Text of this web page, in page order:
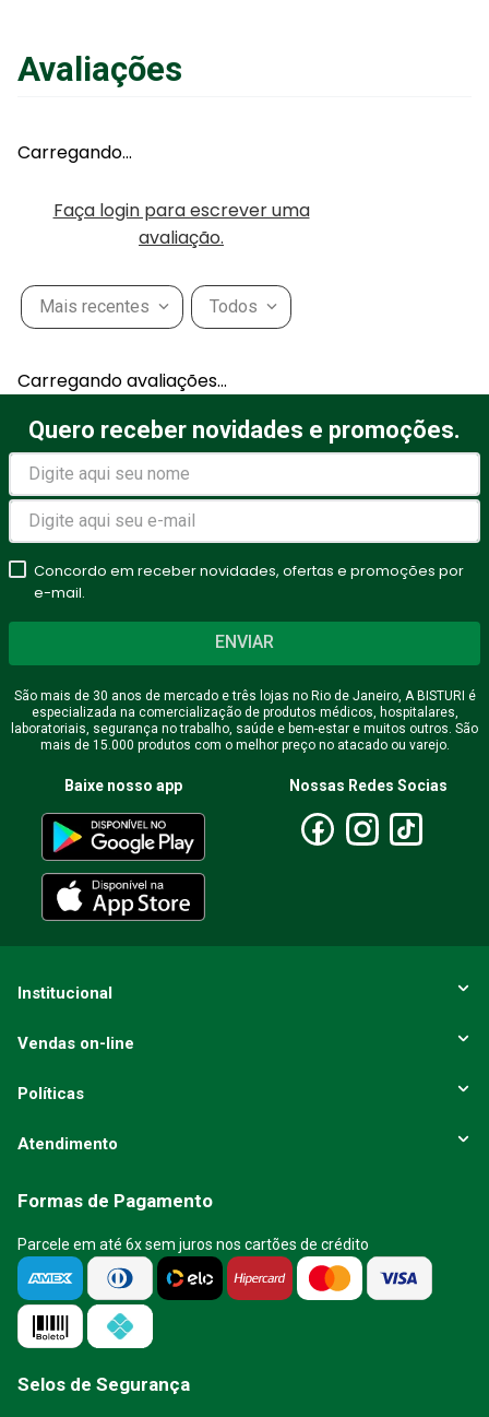
Avaliações
Carregando…
Faça login para escrever uma
avaliação.
Mais recentes Todos
Carregando avaliações…
Quero receber novidades e promoções.
Concordo em receber novidades, ofertas e promoções por
e-mail.
ENVIAR
São mais de 30 anos de mercado e três lojas no Rio de Janeiro, A BISTURI é
especializada na comercialização de produtos médicos, hospitalares,
laboratoriais, segurança no trabalho, saúde e bem-estar e muitos outros. São
mais de 15.000 produtos com o melhor preço no atacado ou varejo.
Baixe nosso app Nossas Redes Socias
Institucional
Vendas on-line
Políticas
Atendimento
Formas de Pagamento
Parcele em até 6x sem juros nos cartões de crédito
Selos de Segurança